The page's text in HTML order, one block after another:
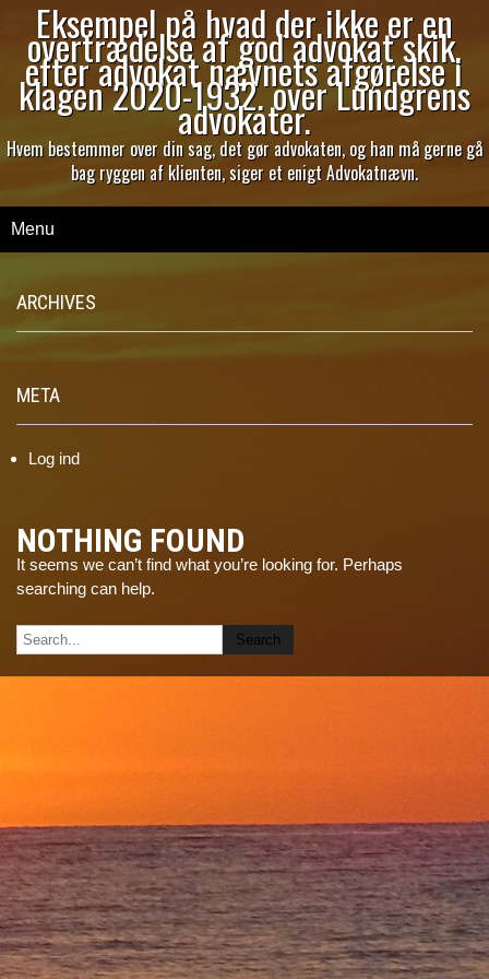
Eksempel på hvad der ikke er en
overtrædelse af god advokat skik,
efter advokat nævnets afgørelse i
klagen 2020-1932. over Lundgrens
advokater.
Hvem bestemmer over din sag, det gør advokaten, og han må gerne gå
bag ryggen af klienten, siger et enigt Advokatnævn.
Menu
ARCHIVES
META
Log ind
NOTHING FOUND
It seems we can’t find what you’re looking for. Perhaps
searching can help.